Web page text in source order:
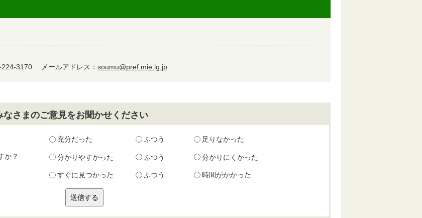
224-3170 メールアドレス： soumu@pref.mie.lg.jp
さまのご意見をお聞かせください
充分だった ふつう 足りなかった
か？ 分かりやすかった ふつう 分かりにくかった
すぐに見つかった ふつう 時間がかかった